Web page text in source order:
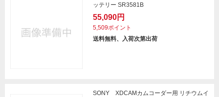
ッテリー SR3581B
55,090円
5,509ポイント
送料無料、入荷次第出荷
SONY XDCAMカムコーダー用 リチウムイ